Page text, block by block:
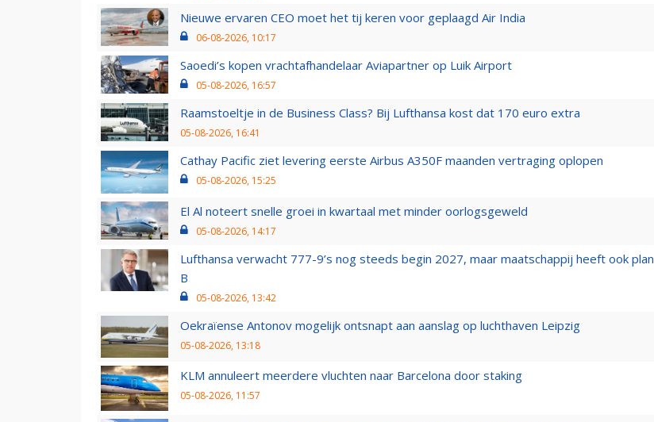
Nieuwe ervaren CEO moet het tij keren voor geplaagd Air India
06-08-2026, 10:17
Saoedi’s kopen vrachtafhandelaar Aviapartner op Luik Airport
05-08-2026, 16:57
Raamstoeltje in de Business Class? Bij Lufthansa kost dat 170 euro extra
05-08-2026, 16:41
Cathay Pacific ziet levering eerste Airbus A350F maanden vertraging oplopen
05-08-2026, 15:25
El Al noteert snelle groei in kwartaal met minder oorlogsgeweld
05-08-2026, 14:17
Lufthansa verwacht 777-9’s nog steeds begin 2027, maar maatschappij heeft ook plan
B
05-08-2026, 13:42
Oekraïense Antonov mogelijk ontsnapt aan aanslag op luchthaven Leipzig
05-08-2026, 13:18
KLM annuleert meerdere vluchten naar Barcelona door staking
05-08-2026, 11:57